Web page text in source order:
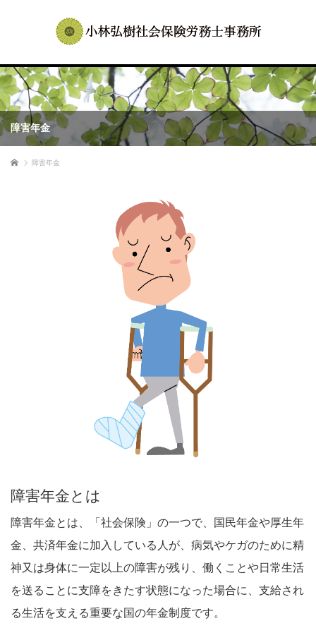
障害年金
ホーム 障害年金
障害年金とは
障害年金とは、「社会保険」の一つで、国民年金や厚生年
金、共済年金に加入している人が、病気やケガのために精
神又は身体に一定以上の障害が残り、働くことや日常生活
を送ることに支障をきたす状態になった場合に、支給され
る生活を支える重要な国の年金制度です。